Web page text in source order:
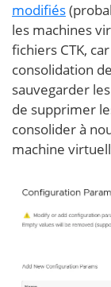
modifiés
les machines
fichiers CTK,
consolidation
sauvegarder
de supprimer
consolider à
machine